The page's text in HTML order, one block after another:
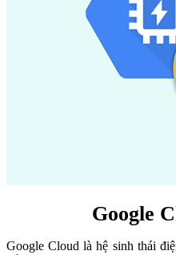
Google
Google Cloud là hệ sinh thái